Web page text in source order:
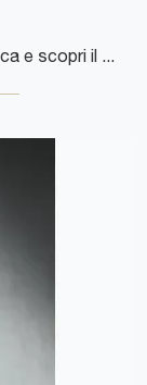
Cerchi una sedia da pranzo in pelle? Clicca e scopri il modello Ginger di Poltrona Frau per ultimare i tuoi spazi al meglio.